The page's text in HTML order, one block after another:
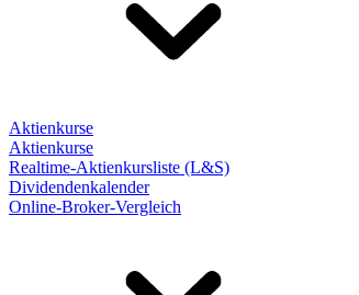
Aktienkurse
Aktienkurse
Realtime-Aktienkursliste (L&S)
Dividendenkalender
Online-Broker-Vergleich